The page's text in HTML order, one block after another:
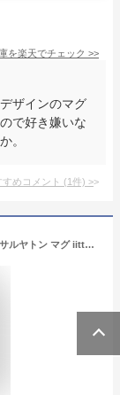
を楽天でチェック >>
ザインのマグ
で好き嫌いな
。
めコメント (1件) >
＼在庫処分／イッタラ マグカップ 360ml 18615 サルヤトン マグ iittala Sarjaton 陶器 電子レンジ対応 おしゃれ かわいい プレゼント マグカップ カップ コップ 食器 北欧 イッタラ ホワイト メッツァ レッティレッドクレイ ティッキ ティッキレッド【並行輸入品】